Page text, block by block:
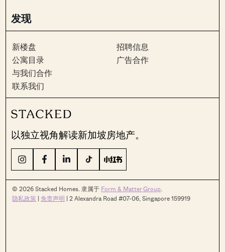
发现
新楼盘
公寓目录
与我们合作
联系我们
招聘信息
广告合作
以独立视角解读新加坡房地产。
© 2026 Stacked Homes. 隶属于 Form & Matter Group.
隐私政策 |免责声明 | 2 Alexandra Road #07-06, Singapore 159919